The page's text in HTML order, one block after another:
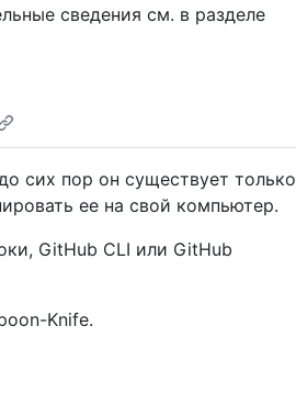
сведения см. в разделе
сих пор он существует только
ее на свой компьютер.
GitHub CLI или GitHub
Knife.